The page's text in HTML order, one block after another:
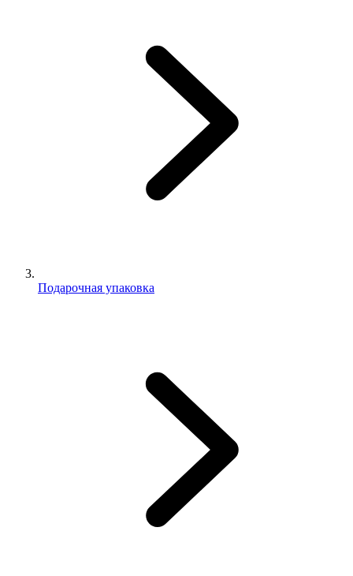
Подарочная упаковка